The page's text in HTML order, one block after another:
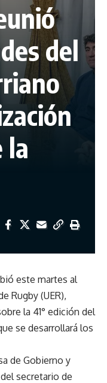
del
la
este martes al
Rugby (UER),
la 41° edición del
se desarrollará los
de Gobierno y
secretario de